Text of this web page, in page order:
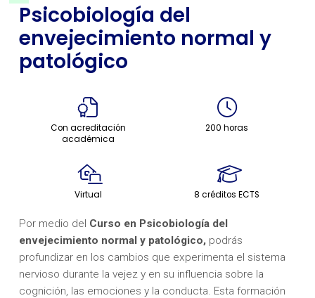
Psicobiología del
envejecimiento normal y
patológico
Con acreditación
académica
200 horas
Virtual 8 créditos ECTS
Por medio del Curso en Psicobiología del
envejecimiento normal y patológico,podrás
profundizar en los cambios que experimenta el sistema
nervioso durante la vejez y en su influencia sobre la
cognición, las emociones y la conducta. Esta formación